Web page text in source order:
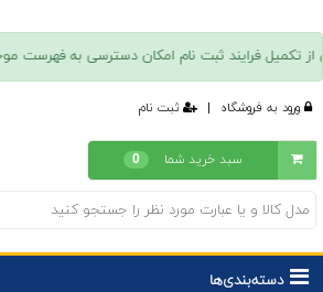
ورود به فروشگاه | ثبت نام
سبد خرید شما 0
دسته‌بندی‌ها